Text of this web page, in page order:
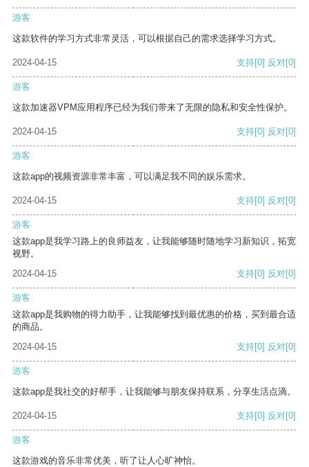
游客
这款软件的学习方式非常灵活，可以根据自己的需求选择学习方式。
2024-04-15 支持[0] 反对[0]
游客
这款加速器VPM应用程序已经为我们带来了无限的隐私和安全性保护。
2024-04-15 支持[0] 反对[0]
游客
这款app的视频资源非常丰富，可以满足我不同的娱乐需求。
2024-04-15 支持[0] 反对[0]
游客
这款app是我学习路上的良师益友，让我能够随时随地学习新知识，拓宽
视野。
2024-04-15
支持[0] 反对[0]
游客
这款app是我购物的得力助手，让我能够找到最优惠的价格，买到最合适
的商品。
2024-04-15
支持[0] 反对[0]
游客
这款app是我社交的好帮手，让我能够与朋友保持联系，分享生活点滴。
2024-04-15 支持[0] 反对[0]
游客
这款游戏的音乐非常优美，听了让人心旷神怡。